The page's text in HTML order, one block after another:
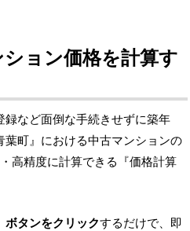
ョン価格を計算す
など面倒な手続きせずに築年
町』における中古マンションの
高精度に計算できる『価格計算
タンをクリックするだけで、即